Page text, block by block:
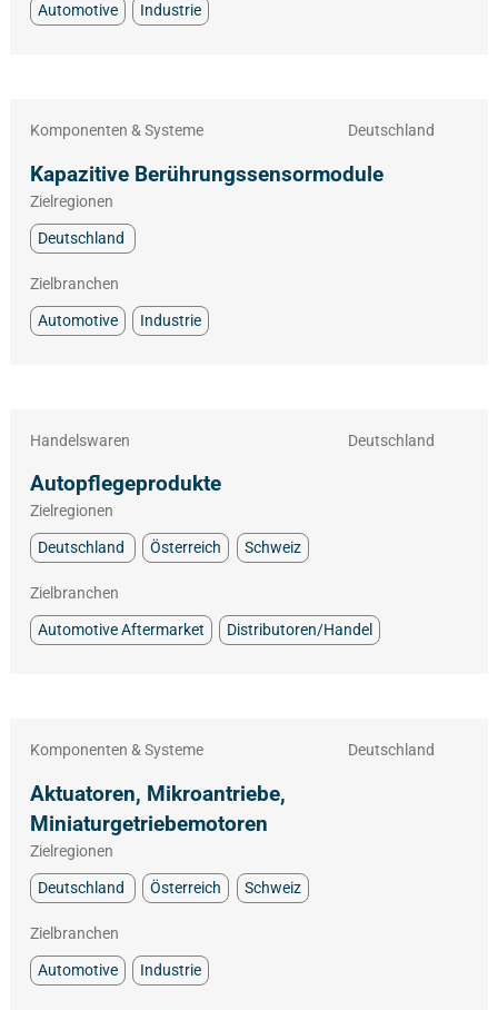
Automotive
Industrie
Komponenten & Systeme Deutschland
Kapazitive Berührungssensormodule
Zielregionen
Deutschland
Zielbranchen
Automotive
Industrie
Handelswaren Deutschland
Autopflegeprodukte
Zielregionen
Deutschland
Österreich Schweiz
Zielbranchen
Automotive Aftermarket
Distributoren/Handel
Komponenten & Systeme Deutschland
Aktuatoren, Mikroantriebe,
Miniaturgetriebemotoren
Zielregionen
Deutschland
Österreich Schweiz
Zielbranchen
Automotive
Industrie